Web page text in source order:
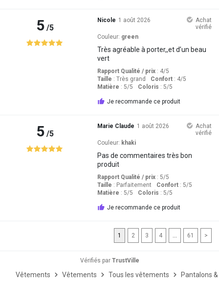
5/5
Nicole 1 août 2026
Achat
vérifié
Couleur: green
Très agréable à porter,,et d’un beau
vert
Rapport Qualité / prix: 4/5
Taille : Très grand Confort: 4/5
Matière : 5/5 Coloris : 5/5
Je recommande ce produit
5/5
Marie Claude 1 août 2026
Achat
vérifié
Couleur: khaki
Pas de commentaires très bon
produit
Rapport Qualité / prix: 5/5
Taille : Parfaitement Confort: 5/5
Matière : 5/5 Coloris : 5/5
Je recommande ce produit
1 2 3 4 ... 61 >
Vérifiés par TrustVille
Vêtements Vêtements Tous les vêtements Pantalons